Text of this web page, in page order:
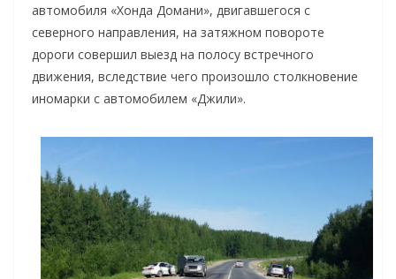
автомобиля «Хонда Домани», двигавшегося с
северного направления, на затяжном повороте
дороги совершил выезд на полосу встречного
движения, вследствие чего произошло столкновение
иномарки с автомобилем «Джили».